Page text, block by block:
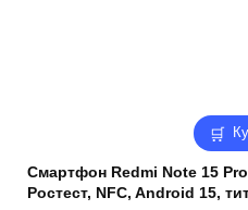
Смартфон Redmi Note 15
Ростест, NFC, Android 15,